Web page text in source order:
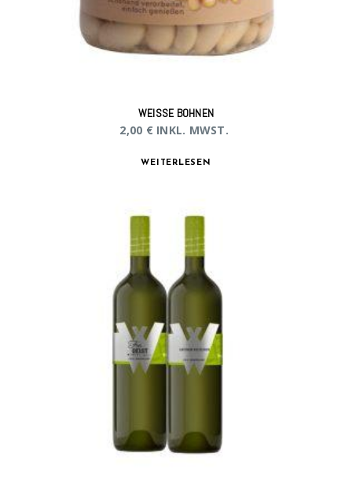
WEISSE BOHNEN
2,00 € INKL. MWST.
WEITERLESEN